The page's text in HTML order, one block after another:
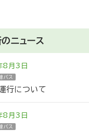
ニュース
月3日
バス
行について
月3日
バス